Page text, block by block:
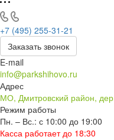
+7 (495) 255-31-21
Заказать звонок
E-mail
info@parkshihovo.ru
Адрес
МО, Дмитровский район,
Режим работы
Пн. – Вс.: с 10:00 до 19:00
Касса работает до 18:30